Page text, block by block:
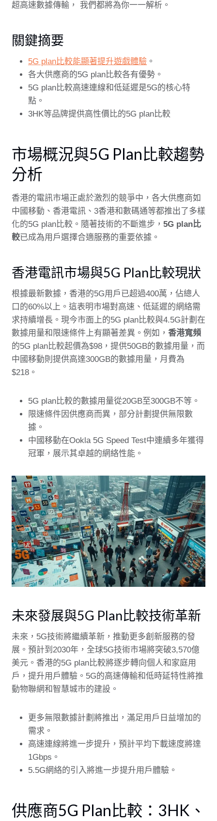
超高速數據傳輸， 我們都將為你一一解析。
關鍵摘要
5G plan比較能顯著提升遊戲體驗 。
各大供應商的5G plan比較各有優勢。
5G plan比較高速連線和低延遲是5G的核心特
點。
3HK等品牌提供高性價比的5G plan比較
市場概況與5G Plan比較趨勢
分析
香港的電訊市場正處於激烈的競爭中，各大供應商如
中國移動、香港電訊、3香港和數碼通等都推出了多樣
化的5G plan比較。隨著技術的不斷進步， 5G plan比
較已成為用戶選擇合適服務的重要依據。
香港電訊市場與5G Plan比較現狀
根據最新數據，香港的5G用戶已超過400萬，佔總人
口的60%以上。這表明市場對高速、低延遲的網絡需
求持續增長。現今市面上的5G plan比較與4.5G計劃在
數據用量和限速條件上有顯著差異。例如， 香港寬頻
的5G plan比較起價為$98，提供50GB的數據用量，而
中國移動則提供高達300GB的數據用量，月費為
$218。
5G plan比較的數據用量從20GB至300GB不等。
限速條件因供應商而異，部分計劃提供無限數
據。
中國移動在Ookla 5G Speed Test中連續多年獲得
冠軍，展示其卓越的網絡性能。
未來發展與5G Plan比較技術革新
未來，5G技術將繼續革新，推動更多創新服務的發
展。預計到2030年，全球5G技術市場將突破3,570億
美元。香港的5G plan比較將逐步轉向個人和家庭用
戶，提升用戶體驗。5G的高速傳輸和低時延特性將推
動物聯網和智慧城市的建設。
更多無限數據計劃將推出，滿足用戶日益增加的
需求。
高速連線將進一步提升，預計平均下載速度將達
1Gbps。
5.5G網絡的引入將進一步提升用戶體驗。
供應商5G Plan比較：3HK、